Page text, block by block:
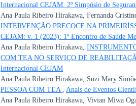
Internacional CEJAM: 2º Simpósio de
Ana Paula Ribeiro Hirakawa, Fernanda
INTERVENÇÃO PRECOCE NA
CEJAM: v. 1 (2023): 1º Encontro de Saúde
Ana Paula Ribeiro Hirakawa,
COM TEA NO SERVIÇO DE
Internacional CEJAM
Ana Paula Ribeiro Hirakawa, Suzi Mary
PESSOA COM TEA
Anais de Eventos
Ana Paula Ribeiro Hirakawa, Vivian Miwa